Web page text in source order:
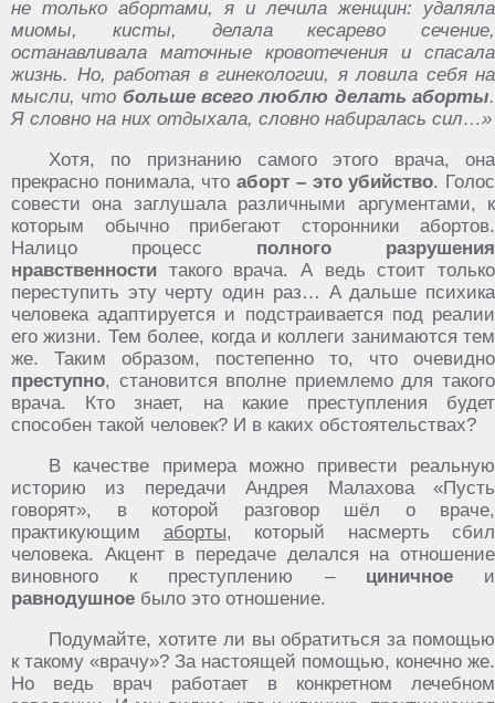
не только абортами, я и лечила женщин: удаляла
миомы, кисты, делала кесарево сечение,
останавливала маточные кровотечения и спасала
жизнь. Но, работая в гинекологии, я ловила себя на
мысли, что больше всего люблю делать аборты.
Я словно на них отдыхала, словно набиралась сил…»
Хотя, по признанию самого этого врача, она
прекрасно понимала, чтоаборт – это убийство. Голос
совести она заглушала различными аргументами, к
которым обычно прибегают сторонники абортов.
Налицо процесс полного разрушения
нравственности такого врача. А ведь стоит только
переступить эту черту один раз… А дальше психика
человека адаптируется и подстраивается под реалии
его жизни. Тем более, когда и коллеги занимаются тем
же. Таким образом, постепенно то, что очевидно
преступно, становится вполне приемлемо для такого
врача. Кто знает, на какие преступления будет
способен такой человек? И в каких обстоятельствах?
В качестве примера можно привести реальную
историю из передачи Андрея Малахова «Пусть
говорят», в которой разговор шёл о враче,
практикующим аборты, который насмерть сбил
человека. Акцент в передаче делался на отношение
виновного к преступлению – циничноеи
равнодушное было это отношение.
Подумайте, хотите ли вы обратиться за помощью
к такому «врачу»? За настоящей помощью, конечно же.
Но ведь врач работает в конкретном лечебном